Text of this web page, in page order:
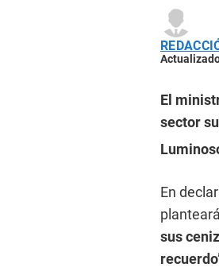
El
sector
En
sus